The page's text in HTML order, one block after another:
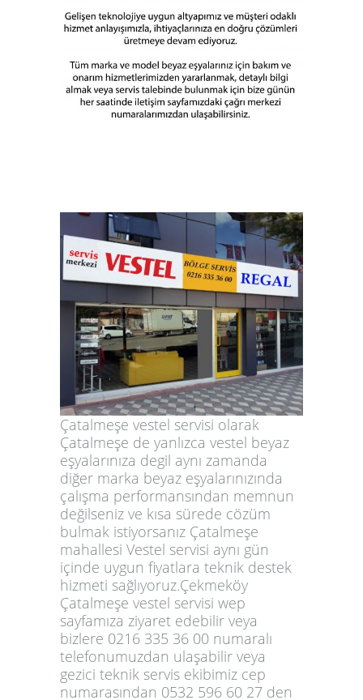
Çatalmeşe vestel servisi olarak
Çatalmeşe de yanlızca vestel beyaz
eşyalarınıza degil aynı zamanda
diğer marka beyaz eşyalarınızında
çalışma performansından memnun
değilseniz ve kısa sürede cözüm
bulmak istiyorsanız Çatalmeşe
mahallesi Vestel servisi aynı gün
içinde uygun fiyatlara teknik destek
hizmeti sağlıyoruz.Çekmeköy
Çatalmeşe vestel servisi wep
sayfamıza ziyaret edebilir veya
bizlere 0216 335 36 00 numaralı
telefonumuzdan ulaşabilir veya
gezici teknik servis ekibimiz cep
numarasından 0532 596 60 27 den